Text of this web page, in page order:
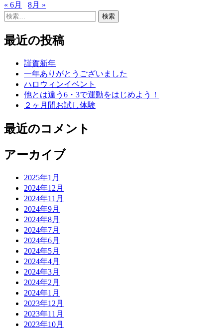
« 6月
8月 »
検
最近の投稿
謹賀新年
一年ありがとうございました
ハロウィンイベント
他とは違う6・3で運動をはじめよう！
２ヶ月間お試し体験
最近のコメント
アーカイブ
2025年1月
2024年12月
2024年11月
2024年9月
2024年8月
2024年7月
2024年6月
2024年5月
2024年4月
2024年3月
2024年2月
2024年1月
2023年12月
2023年11月
2023年10月